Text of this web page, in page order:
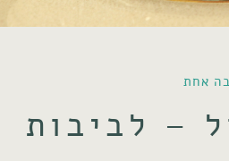
אחת
– לביבות